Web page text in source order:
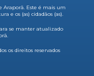
Araporã. Este é mais um
e os (as) cidadãos (as).
se manter atualizado
os direitos reservados